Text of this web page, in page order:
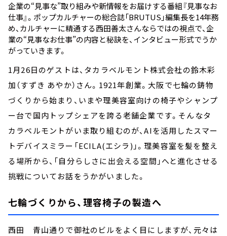
企業の“見事な”取り組みや新情報をお届けする番組『見事なお
仕事』。ポップカルチャーの総合誌「BRUTUS」編集長を14年務
め、カルチャーに精通する西田善太さんならではの視点で、企
業の“見事なお仕事”の内容と秘訣を、インタビュー形式でうか
がっていきます。
1月26日のゲストは、タカラベルモント株式会社の鈴木彩
加（すずき あやか）さん。1921年創業。大阪で七輪の鋳物
づくりから始まり、いまや理美容室向けの椅子やシャンプ
ー台で国内トップシェアを誇る老舗企業です。そんなタ
カラベルモントがいま取り組むのが、AIを活用したスマー
トデバイスミラー「ECILA(エシラ)」。理美容室を髪を整え
る場所から、「自分らしさに出会える空間」へと進化させる
挑戦についてお話をうかがいました。
七輪づくりから、理容椅子の製造へ
西田 青山通りで御社のビルをよく目にしますが、元々は